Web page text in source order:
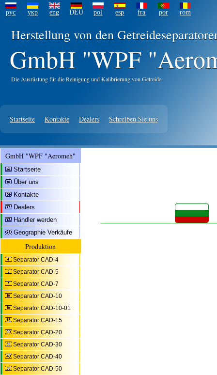
рус укр eng DEU pol esp fra por rom
Herstellung von den
GmbH "WPF
Die Ausrüstung für die Reinigung und Kalibrierung von Getreide
Startseite Kontakte Dealers Schreiben Sie uns
GmbH "WPF "Aeromeh"
Startseite
Über uns
Kontakte
Dealers
Händler werden
Geographie Verkäufe
Produktion
Separator CAD-4
Separator CAD-5
Separator CAD-7
Separator CAD-10
Separator CAD-10-01
Separator CAD-15
Separator CAD-20
Separator CAD-30
Separator CAD-40
Separator CAD-50